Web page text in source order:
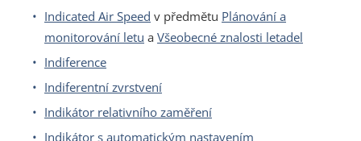
Indicated Air Speed v předmětu Plánování a
monitorování letu a Všeobecné znalosti letadel
Indiference
Indiferentní zvrstvení
Indikátor relativního zaměření
Indikátor s automatickým nastavením